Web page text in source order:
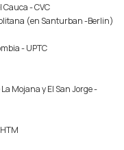
- CVC
(en Santurban -Berlin)
- UPTC
Mojana y El San Jorge -